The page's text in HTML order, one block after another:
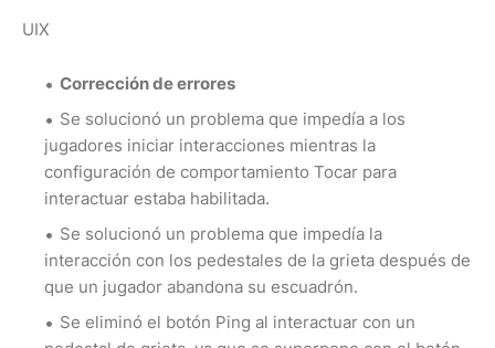
UIX
Corrección de errores
Se solucionó un problema que impedía a los
jugadores iniciar interacciones mientras la
configuración de comportamiento Tocar para
interactuar estaba habilitada.
Se solucionó un problema que impedía la
interacción con los pedestales de la grieta después de
que un jugador abandona su escuadrón.
Se eliminó el botón Ping al interactuar con un